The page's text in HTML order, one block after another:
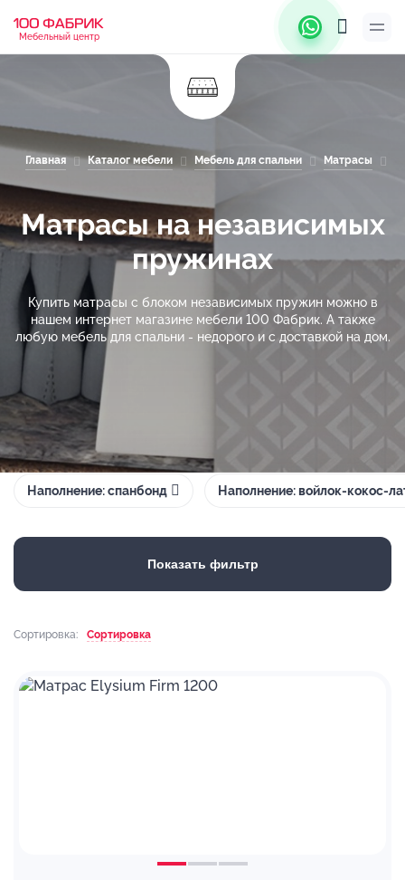
Мебельный центр
Главная Каталог мебели Мебель для спальни Матрасы
Матрасы на независимых
пружинах
Купить матрасы с блоком независимых пружин можно в
нашем интернет магазине мебели 100 Фабрик. А также
любую мебель для спальни - недорого и с доставкой на дом.
Наполнение: спанбонд Наполнение: войлок-кокос-
Показать фильтр
Сортировка: Сортировка